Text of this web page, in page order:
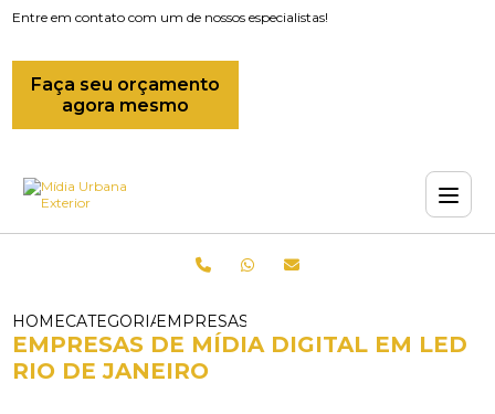
Entre em contato com um de nossos especialistas!
Faça seu orçamento
agora mesmo
HOMECATEGORIASEMPRESAS DE MIDIA DIGITAL EM LED
EMPRESAS DE MÍDIA DIGITAL EM LED
RIO DE JANEIRO